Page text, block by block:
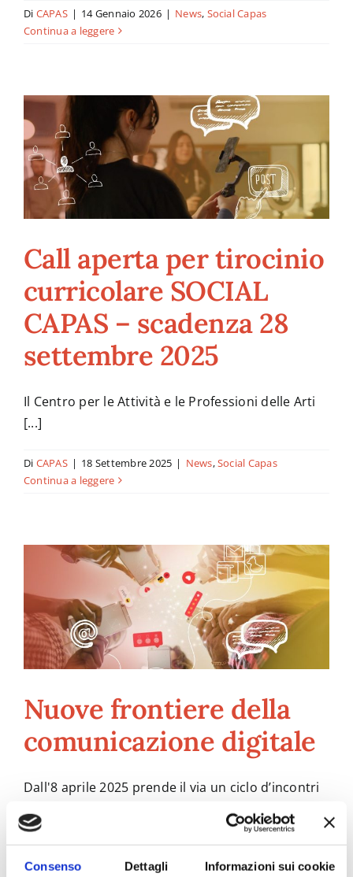
Consenso Dettagli Informazioni sui cookie
Di CAPAS | 14 Gennaio 2026 | News, Social Capas
Continua a leggere
Call aperta per tirocinio
curricolare SOCIAL
CAPAS – scadenza 28
settembre 2025
Il Centro per le Attività e le Professioni delle Arti
[...]
Di CAPAS | 18 Settembre 2025 | News,Social Capas
Continua a leggere
Nuove frontiere della
comunicazione digitale
Dall'8 aprile 2025 prende il via un ciclo d’incontri
DiCAPAS | 6 Aprile 2025 | News,Social Capas
Continua a leggere